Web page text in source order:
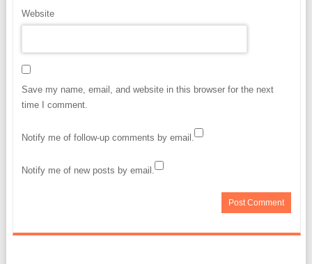
Website
Save my name, email, and website in this browser for the next
time I comment.
Notify me of follow-up comments by email.
Notify me of new posts by email.